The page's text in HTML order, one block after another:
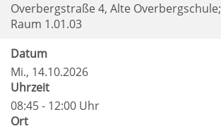
Overbergstraße 4, Alte Overbergschule;
Raum 1.01.03
Datum
Mi., 14.10.2026
Uhrzeit
08:45 - 12:00 Uhr
Ort